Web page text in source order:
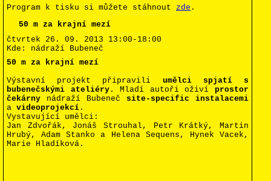
Program k tisku si můžete stáhnout zde .
50 m za krajní mezí
čtvrtek 26. 09. 2013 13:00-18:00
Kde: nádraží Bubeneč
50 m za krajní mezí
Výstavní projekt připravili umělci spjatí s
bubenečskými ateliéry. Mladí autoři oživíprostor
čekárny nádraží Bubeneč site-specific instalacemi
a videoprojekcí .
Vystavující umělci:
Jan Zdvořák, Jonáš Strouhal, Petr Krátký, Martin
Hrubý, Adam Stanko a Helena Sequens, Hynek Vacek,
Marie Hladíková.